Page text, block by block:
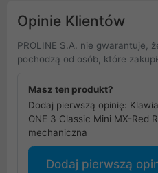
Opinie Klientów
PROLINE S.A. nie gwarantuje,
pochodzą od osób, które
Masz ten produkt?
Dodaj pierwszą opinię:
ONE 3 Classic Mini MX-Red
mechaniczna
Dodaj pierwszą